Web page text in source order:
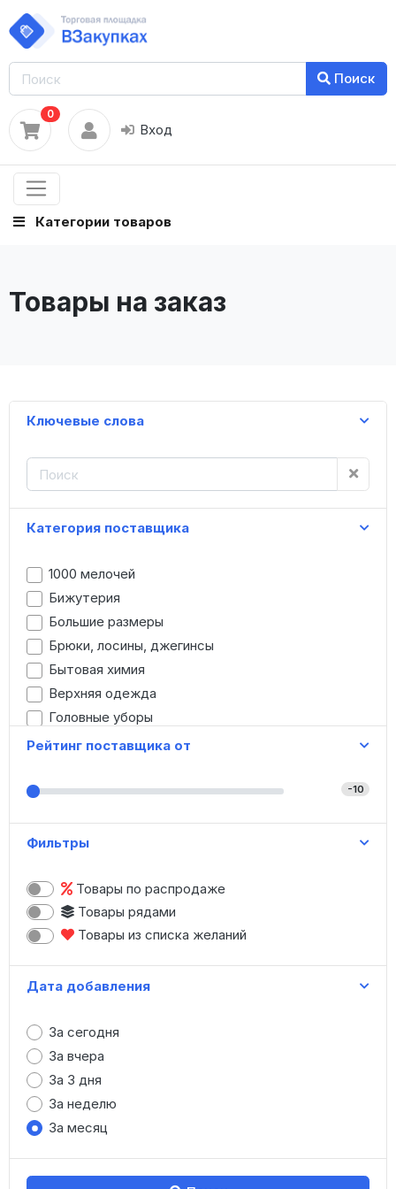
Поиск
0
Вход
Категории товаров
Товары на заказ
Ключевые слова
Категория поставщика
1000 мелочей
Бижутерия
Большие размеры
Брюки, лосины, джегинсы
Бытовая химия
Верхняя одежда
Головные уборы
Детская одежда
Домашняя одежда
Зонты
Канцтовары
Картины, модульные картины
Книги
Косметика
Маникюр
Меховые изделия
Мужская одежда
Нижнее белье
Носки, колготки
Рейтинг поставщика от
-10
Фильтры
Товары по распродаже
Товары рядами
Товары из списка желаний
Дата добавления
За сегодня
За вчера
За 3 дня
За неделю
За месяц